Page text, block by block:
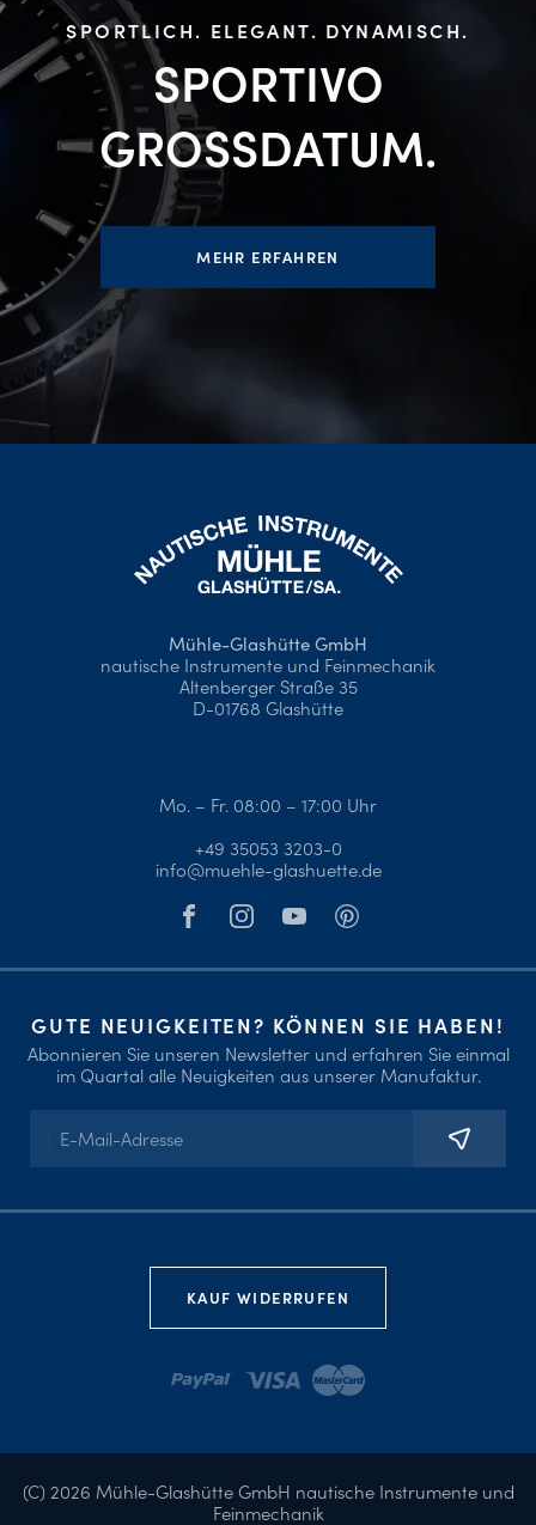
SPORTLICH. ELEGANT. DYNAMISCH.
SPORTIVO
GROSSDATUM.
MEHR ERFAHREN
Mo. – Fr. 08:00 – 17:00 Uhr
+49 35053 3203-0
info@muehle-glashuette.de
Mühle-Glashütte GmbH
nautische Instrumente und Feinmechanik
Altenberger Straße 35
D-01768 Glashütte
GUTE NEUIGKEITEN? KÖNNEN SIE HABEN!
Abonnieren Sie unseren Newsletter und erfahren Sie einmal
im Quartal alle Neuigkeiten aus unserer Manufaktur.
Mail-
KAUF WIDERRUFEN
(C) 2026 Mühle-Glashütte GmbH nautische Instrumente und
Feinmechanik